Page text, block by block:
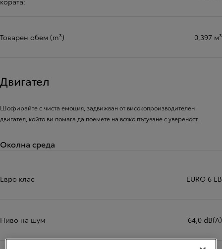
Товарен обем (m³) 0,397 м³
Двигател
Шофирайте с чиста емоция, задвижван от високопроизводителен
двигател, който ви помага да поемете на всяко пътуване с увереност.
Околна среда
Евро клас EURO 6 EB
Ниво на шум 64,0 dB(A)